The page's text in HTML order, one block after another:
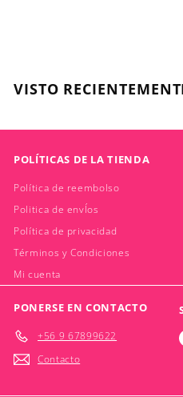
0
VISTO
POLÍTICAS DE LA TIENDA
Política de reembolso
Politica de envÍos
Política de privacidad
Términos y Condiciones
Mi cuenta
PONERSE EN CONTACTO
+56 9 67899622
Contacto